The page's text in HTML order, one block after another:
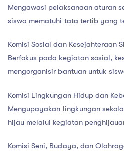
Mengawasi pelaksanaan aturan
siswa mematuhi tata tertib yang
Komisi Sosial dan Kesejahteraan
Berfokus pada kegiatan sosial,
mengorganisir bantuan untuk
Komisi Lingkungan Hidup dan
Mengupayakan lingkungan
hijau melalui kegiatan
Komisi Seni, Budaya, dan